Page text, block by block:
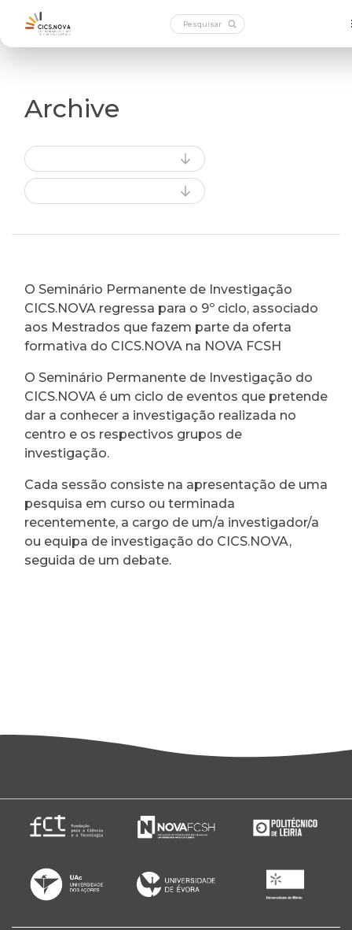
Archive
O Seminário Permanente de Investigação
CICS.NOVA regressa para o 9º ciclo, associado
aos Mestrados que fazem parte da oferta
formativa do CICS.NOVA na NOVA FCSH
O Seminário Permanente de Investigação do
CICS.NOVA é um ciclo de eventos que pretende
dar a conhecer a investigação realizada no
centro e os respectivos grupos de
investigação.
Cada sessão consiste na apresentação de uma
pesquisa em curso ou terminada
recentemente, a cargo de um/a investigador/a
ou equipa de investigação do CICS.NOVA,
seguida de um debate.